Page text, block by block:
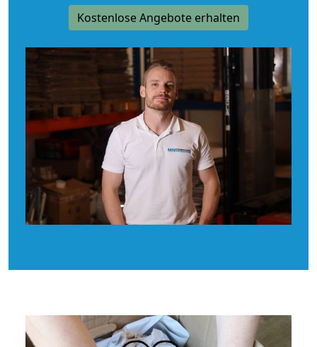
Kostenlose Angebote erhalten